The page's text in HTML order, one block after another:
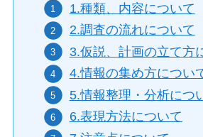
1.種類、内容について
2.調査の流れについて
3.仮説、計画の立て方
4.情報の集め方につい
5.情報整理・分析につ
6.表現方法について